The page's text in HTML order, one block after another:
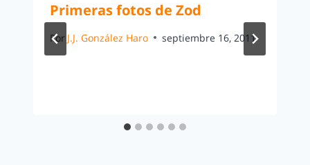
Primeras fotos de Zod
Por J.J. González Haro septiembre 16, 2011